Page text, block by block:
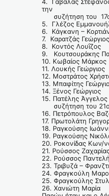
4. Γαβαλάς
την
συζήτηση του
5. Γλέζος
6. Κάγκανη –
7. Καρατζάς Γεώργιος
8. Κοντός Λουΐζος
9. Κουτσουράκης
10. Κωβαίος Μάρκος
11. Λουκής Γεώργιος
12. Μοστράτος
13. Μπαφίτης
14. Ξένος Γεώργιος
15. Πατέλης
συζήτηση του
16. Πετρόπουλος
17. Πρωτολάτη
18. Ραγκούσης
19. Ραγκούσης
20. Ροκονίδας Κων/
21. Ρούσσος
22. Ρούσσος
23. Τριβυζά –
24. Φραγκούλη
25. Φραγκούλης
26. Χανιώτη Μαρία